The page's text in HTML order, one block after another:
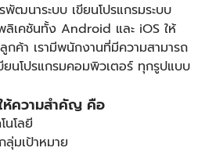
พัฒนาระบบ เขียนโปรแกรมระบบ
ลิเคชันทั้ง Android และ iOS ให้
กค้า เรามีพนักงานที่มีความสามารถ
ยนโปรแกรมคอมพิวเตอร์ ทุกรูปแบบ
ห้ความสำคัญ คือ
นโลยี
มเป้าหมาย